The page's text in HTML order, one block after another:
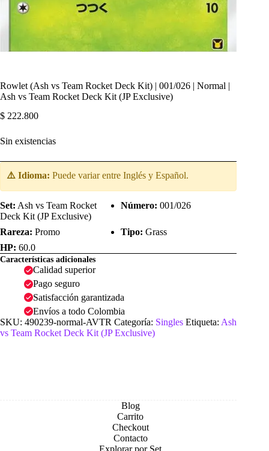
Rowlet (Ash vs Team Rocket Deck Kit) | 001/026 | Normal |
Ash vs Team Rocket Deck Kit (JP Exclusive)
$ 222.800
Sin existencias
⚠️ Idioma: Puede variar entre Inglés y Español.
Set: Ash vs Team Rocket
Deck Kit (JP Exclusive)
Número: 001/026
Rareza: Promo Tipo: Grass
HP: 60.0
Características adicionales
Calidad superior
Pago seguro
Satisfacción garantizada
Envíos a todo Colombia
SKU: 490239-normal-AVTR Categoría: Singles Etiqueta: Ash
vs Team Rocket Deck Kit (JP Exclusive)
Blog
Carrito
Checkout
Contacto
Explorar por Set